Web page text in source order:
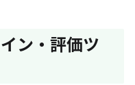
ン・評価ツ